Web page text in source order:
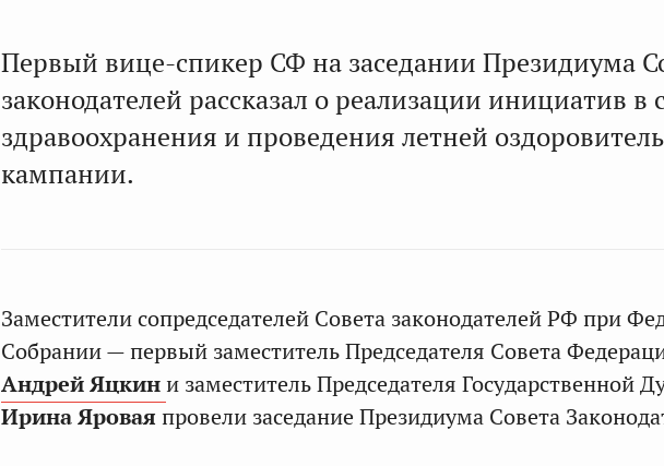
Первый вице-спикер СФ на заседании Президиума
законодателей рассказал о реализации инициатив в
здравоохранения и проведения летней
кампании.
Заместители сопредседателей Совета законодателей РФ при
Собрании — первый заместитель Председателя Совета
Андрей Яцкини заместитель Председателя Государственной
Ирина Яровая провели заседание Президиума Совета